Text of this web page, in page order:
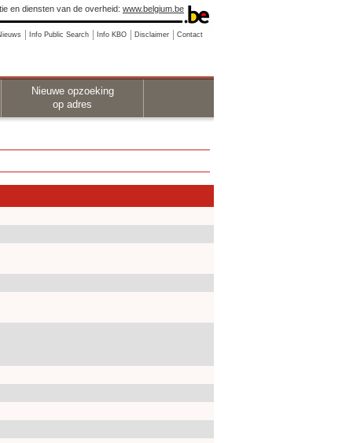
en diensten van de overheid: www.belgium.be
Info Public Search Info KBO Disclaimer Contact
Nieuwe opzoeking
op adres